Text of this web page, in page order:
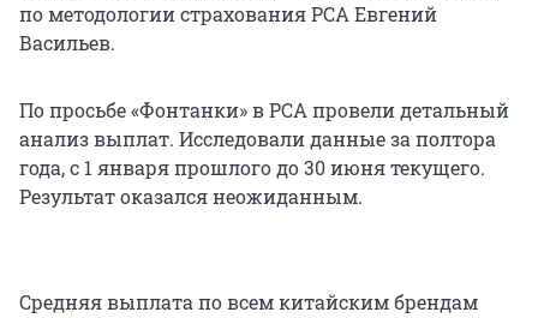
по методологии страхования РСА Евгений
Васильев.
По просьбе «Фонтанки» в РСА провели детальный
анализ выплат. Исследовали данные за полтора
года, с 1 января прошлого до 30 июня текущего.
Результат оказался неожиданным.
Средняя выплата по всем китайским брендам